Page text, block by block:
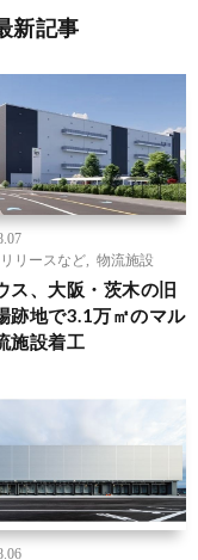
新記事
リースなど
物流施設
ス、大阪・茨木の旧
跡地で3.1万㎡のマル
施設着工